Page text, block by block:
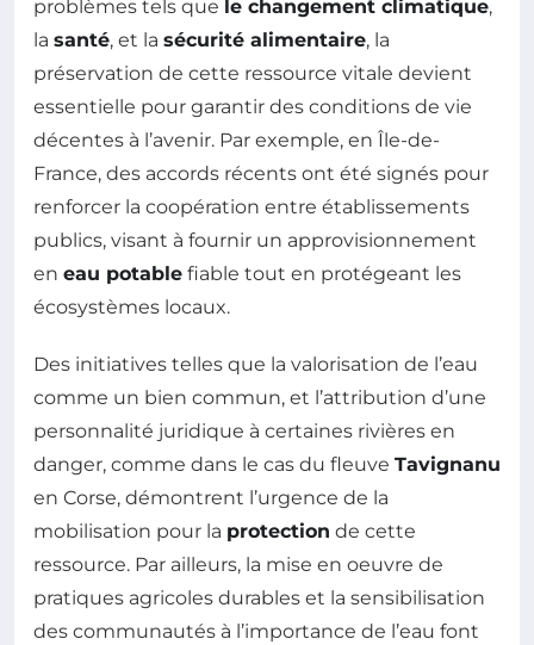
problèmes tels que le changement climatique,
la santé, et la sécurité alimentaire, la
préservation de cette ressource vitale devient
essentielle pour garantir des conditions de vie
décentes à l’avenir. Par exemple, en Île-de-
France, des accords récents ont été signés pour
renforcer la coopération entre établissements
publics, visant à fournir un approvisionnement
en eau potable fiable tout en protégeant les
écosystèmes locaux.
Des initiatives telles que la valorisation de l’eau
comme un bien commun, et l’attribution d’une
personnalité juridique à certaines rivières en
danger, comme dans le cas du fleuve Tavignanu
en Corse, démontrent l’urgence de la
mobilisation pour la protection de cette
ressource. Par ailleurs, la mise en oeuvre de
pratiques agricoles durables et la sensibilisation
des communautés à l’importance de l’eau font